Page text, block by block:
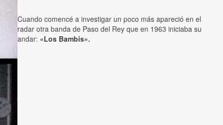
Cuando comencé a investigar un poco más apareció en el
radar otra banda de Paso del Rey que en 1963 iniciaba su
andar: «Los Bambis».